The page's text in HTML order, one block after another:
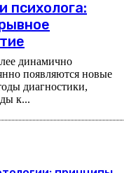
психолога:
динамично
появляются новые
диагностики,
к...